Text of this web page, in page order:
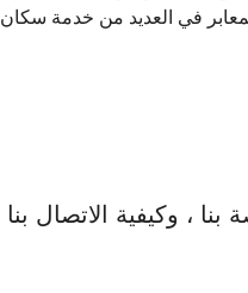
في العديد من خدمة سكان
، وكيفية الاتصال بنا